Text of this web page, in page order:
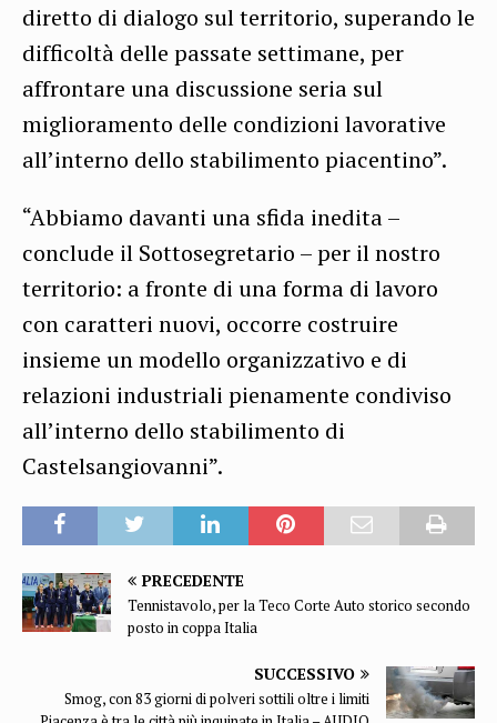
diretto di dialogo sul territorio, superando le
difficoltà delle passate settimane, per
affrontare una discussione seria sul
miglioramento delle condizioni lavorative
all’interno dello stabilimento piacentino”.
“Abbiamo davanti una sfida inedita –
conclude il Sottosegretario – per il nostro
territorio: a fronte di una forma di lavoro
con caratteri nuovi, occorre costruire
insieme un modello organizzativo e di
relazioni industriali pienamente condiviso
all’interno dello stabilimento di
Castelsangiovanni”.
PRECEDENTE
Tennistavolo, per la Teco Corte Auto storico secondo
posto in coppa Italia
SUCCESSIVO
Smog, con 83 giorni di polveri sottili oltre i limiti